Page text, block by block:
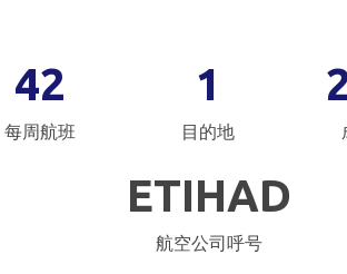
42
每周航班
1
目的地
ETIHAD
航空公司呼号